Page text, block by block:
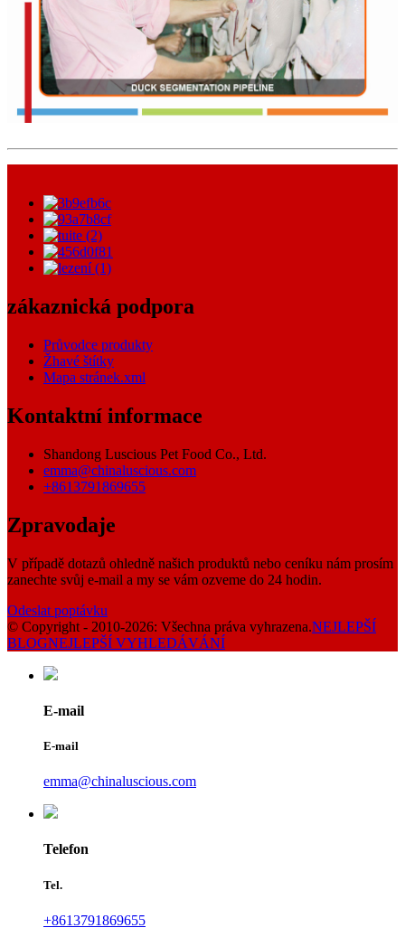
zákaznická podpora
Průvodce produkty
Žhavé štítky
Mapa stránek.xml
Kontaktní informace
Shandong Luscious Pet Food Co., Ltd.
emma@chinaluscious.com
+8613791869655
Zpravodaje
V případě dotazů ohledně našich produktů nebo ceníku nám prosím
zanechte svůj e-mail a my se vám ozveme do 24 hodin.
Odeslat poptávku
© Copyright - 2010-2026: Všechna práva vyhrazena.NEJLEPŠÍ
BLOGNEJLEPŠÍ VYHLEDÁVÁNÍ
E-mail
E-mail
emma@chinaluscious.com
Telefon
Tel.
+8613791869655